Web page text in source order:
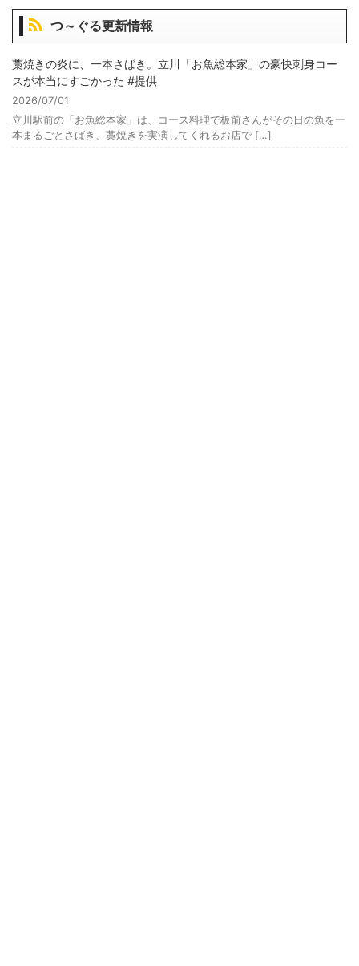
つ～ぐる更新情報
藁焼きの炎に、一本さばき。立川「お魚総本家」の豪快刺身コー
スが本当にすごかった #提供
2026/07/01
立川駅前の「お魚総本家」は、コース料理で板前さんがその日の魚を一
本まるごとさばき、藁焼きを実演してくれるお店で […]